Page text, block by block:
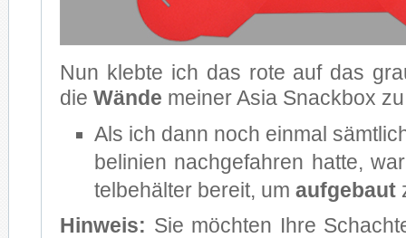
Nun kleb­te ich das rote auf das
die Wän­de mei­ner Asia Snack­box
Als ich dann noch ein­mal
be­l­i­ni­en nach­ge­fah­ren hat­te,
tel­be­häl­ter be­reit, um auf­ge­baut
Hin­weis: Sie möch­ten Ihre